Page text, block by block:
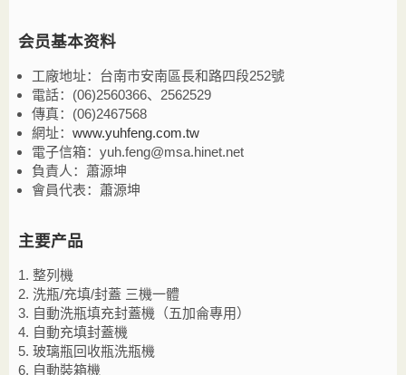
会员基本资料
工廠地址：台南市安南區長和路四段252號
電話：(06)2560366、2562529
傳真：(06)2467568
網址： www.yuhfeng.com.tw
電子信箱：yuh.feng@msa.hinet.net
負責人：蕭源坤
會員代表：蕭源坤
主要产品
1. 整列機
2. 洗瓶/充填/封蓋 三機一體
3. 自動洗瓶填充封蓋機（五加侖專用）
4. 自動充填封蓋機
5. 玻璃瓶回收瓶洗瓶機
6. 自動裝箱機